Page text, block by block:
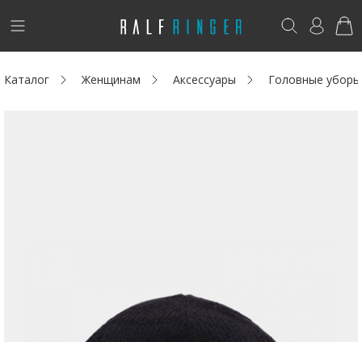
!
Новинки
Акции / Новости
Возникли вопросы? - club@ralf.ru
Каталог Женщинам Аксессуары Головные уборы